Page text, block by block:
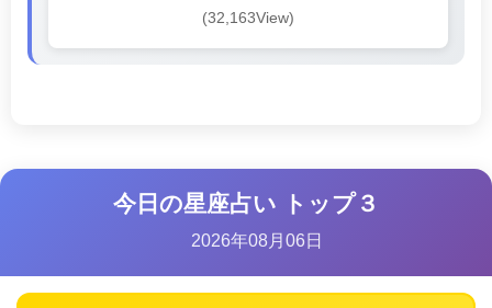
(32,163View)
今日の星座占い トップ３
2026年08月06日